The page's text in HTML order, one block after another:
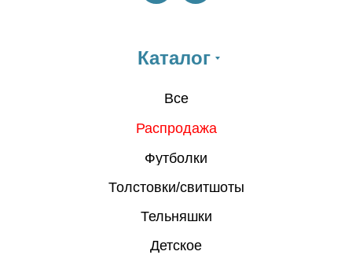
Все
Распродажа
Футболки
Каталог
Толстовки/свитшоты
Тельняшки
Детское